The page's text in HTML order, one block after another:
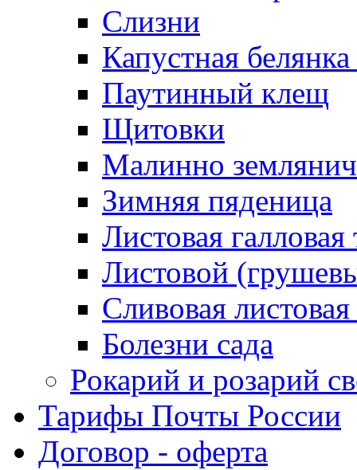
Слизни
Капустная
Паутинный клещ
Щитовки
Малинно
Зимняя пяденица
Листовая
Листовой
Сливовая
Болезни сада
Рокарий и розарий
Тарифы Почты России
Договор - оферта